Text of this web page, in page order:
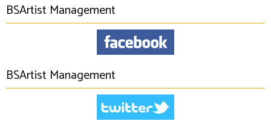
BSArtist Management
BSArtist Management